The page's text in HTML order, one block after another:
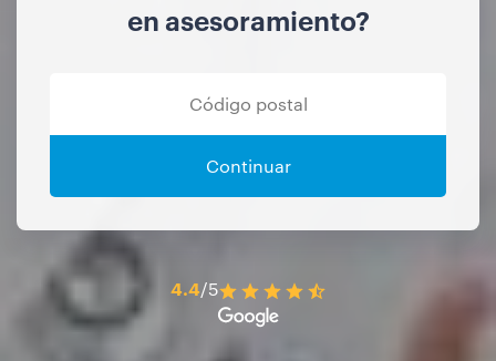
en asesoramiento?
Continuar
4.4/5